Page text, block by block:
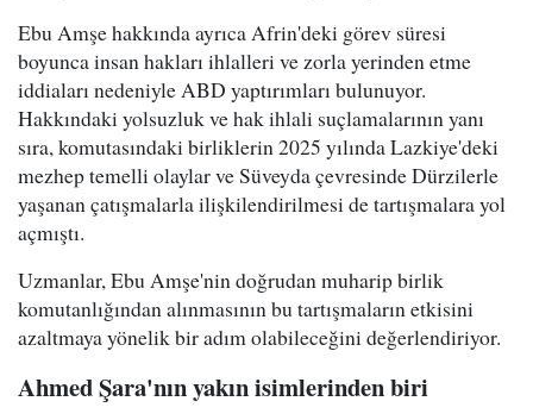
Ebu Amşe hakkında ayrıca Afrin'deki görev süresi
boyunca insan hakları ihlalleri ve zorla yerinden etme
iddiaları nedeniyle ABD yaptırımları bulunuyor.
Hakkındaki yolsuzluk ve hak ihlali suçlamalarının yanı
sıra, komutasındaki birliklerin 2025 yılında Lazkiye'deki
mezhep temelli olaylar ve Süveyda çevresinde Dürzilerle
yaşanan çatışmalarla ilişkilendirilmesi de tartışmalara yol
açmıştı.
Uzmanlar, Ebu Amşe'nin doğrudan muharip birlik
komutanlığından alınmasının bu tartışmaların etkisini
azaltmaya yönelik bir adım olabileceğini değerlendiriyor.
Ahmed Şara'nın yakın isimlerinden biri